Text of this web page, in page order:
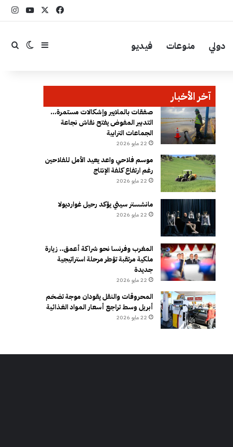
فيسبوك
دولي منوعات فيديو إضافة عمود
الوضع
آخر الأخبار
صفقات بالملايير وإشكالات مستمرة…
التدبير المفوض يفتح نقاش نجاعة
الجماعات الترابية
22 مايو 2026
موسم فلاحي واعد يعيد الأمل للفلاحين
رغم ارتفاع كلفة الإنتاج
22 مايو 2026
مانشستر سيتي يؤكد رحيل غوارديولا
22 مايو 2026
المغرب وفرنسا نحو شراكة أعمق.. زيارة
ملكية مرتقبة تؤطر مرحلة استراتيجية
جديدة
22 مايو 2026
المحروقات والنقل يقودان موجة تضخم
أبريل وسط تراجع أسعار المواد الغذائية
22 مايو 2026